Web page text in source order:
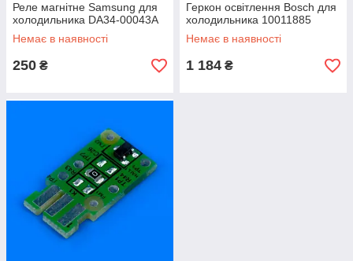
Реле магнітне Samsung для
холодильника DA34-00043A
Немає в наявності
250 ₴
Геркон освітлення Bosch для
холодильника 10011885
Немає в наявності
1 184 ₴